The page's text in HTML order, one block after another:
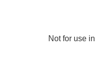
Not for use